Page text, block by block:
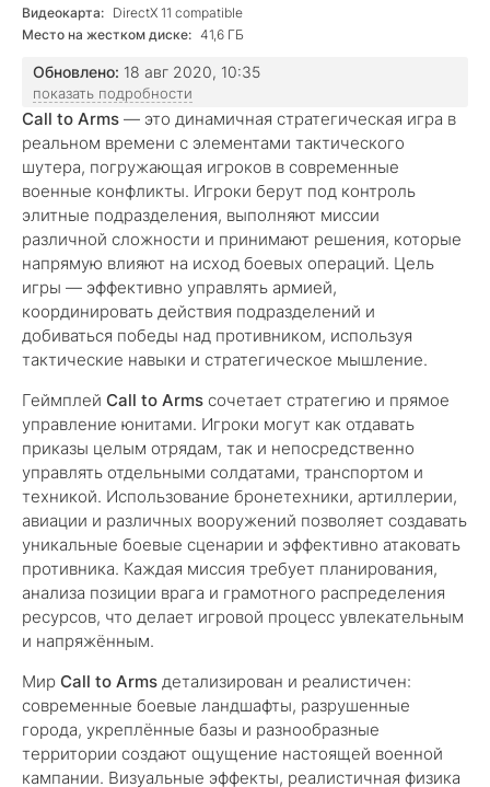
Видеокарта: DirectX 11 compatible
Место на жестком диске: 41,6 ГБ
Обновлено: 18 авг 2020, 10:35
показать подробности
Call to Arms — это динамичная стратегическая игра в
реальном времени с элементами тактического
шутера, погружающая игроков в современные
военные конфликты. Игроки берут под контроль
элитные подразделения, выполняют миссии
различной сложности и принимают решения, которые
напрямую влияют на исход боевых операций. Цель
игры — эффективно управлять армией,
координировать действия подразделений и
добиваться победы над противником, используя
тактические навыки и стратегическое мышление.
Геймплей Call to Arms сочетает стратегию и прямое
управление юнитами. Игроки могут как отдавать
приказы целым отрядам, так и непосредственно
управлять отдельными солдатами, транспортом и
техникой. Использование бронетехники, артиллерии,
авиации и различных вооружений позволяет создавать
уникальные боевые сценарии и эффективно атаковать
противника. Каждая миссия требует планирования,
анализа позиции врага и грамотного распределения
ресурсов, что делает игровой процесс увлекательным
и напряжённым.
Мир Call to Arms детализирован и реалистичен:
современные боевые ландшафты, разрушенные
города, укреплённые базы и разнообразные
территории создают ощущение настоящей военной
кампании. Визуальные эффекты, реалистичная физика